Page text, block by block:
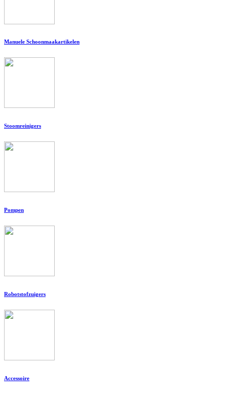
Manuele Schoonmaakartikelen
Stoomreinigers
Pompen
Robotstofzuigers
Accessoire